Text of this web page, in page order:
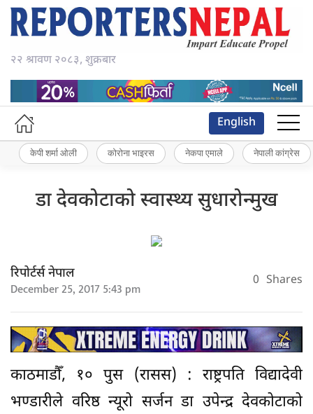
२२ श्रावण २०८३, शुक्रबार
English
केपी शर्मा ओली कोरोना भाइरस नेकपा एमाले नेपाली कांग्रेस
डा देवकोटाको स्वास्थ्य सुधारोन्मुख
रिपोर्टर्स नेपाल
December 25, 2017 5:43 pm 0 Shares
काठमाडौँ, १० पुस (रासस) : राष्ट्रपति विद्यादेवी
भण्डारीले वरिष्ठ न्यूरो सर्जन डा उपेन्द्र देवकोटाको